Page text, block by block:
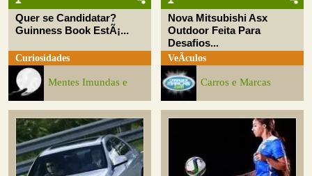
Quer se Candidatar?
Guinness Book EstÃ¡...
Curiosidades
Mentes Imundas e
Nova Mitsubishi Asx
Outdoor Feita Para
Desafios...
VeÃ­culos
Carros e Marcas